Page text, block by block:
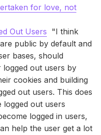
for love, not
Out Users "I think
public by default and
bases, should
out users by
cookies and building
out users. This does
logged out users
logged in users,
help the user get a lot